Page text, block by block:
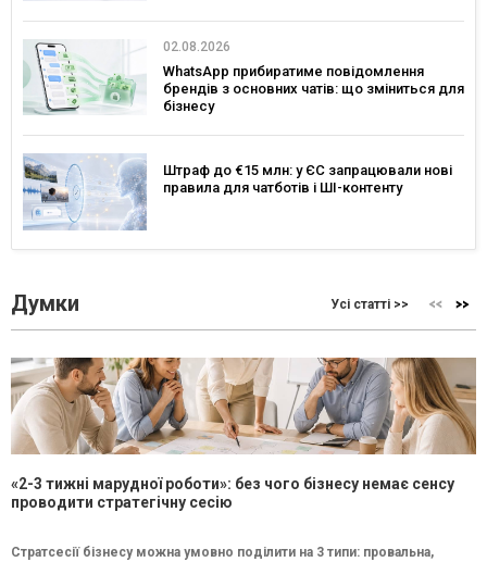
02.08.2026
WhatsApp прибиратиме повідомлення
брендів з основних чатів: що зміниться для
бізнесу
Штраф до €15 млн: у ЄС запрацювали нові
правила для чатботів і ШІ-контенту
Думки Усі статті >>
«2-3 тижні марудної роботи»: без чого бізнесу немає сенсу
проводити стратегічну сесію
Стратсесії бізнесу можна умовно поділити на 3 типи: провальна,